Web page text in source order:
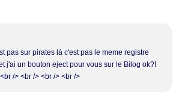
pas sur pirates là c'est pas le meme registre
j'ai un bouton eject pour vous sur le Bilog ok?!
/> <br /> <br /> <br />